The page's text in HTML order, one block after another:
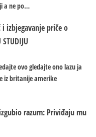
a ne po…
i izbjegavanje priče o
ovo gledajte ono lazu ja
iz britanije amerike
razum: Priviđaju mu